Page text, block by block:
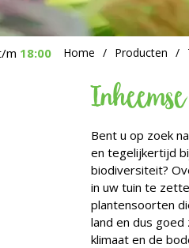
m 18:00 Home Producten
Bent u op zoek
en tegelijkertijd
biodiversiteit?
in uw tuin te
plantensoorten
land en dus
klimaat en de